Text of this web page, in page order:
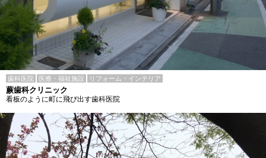
歯科医院 医療・福祉施設 リフォーム・インテリア
蕨歯科クリニック
看板のように町に飛び出す歯科医院